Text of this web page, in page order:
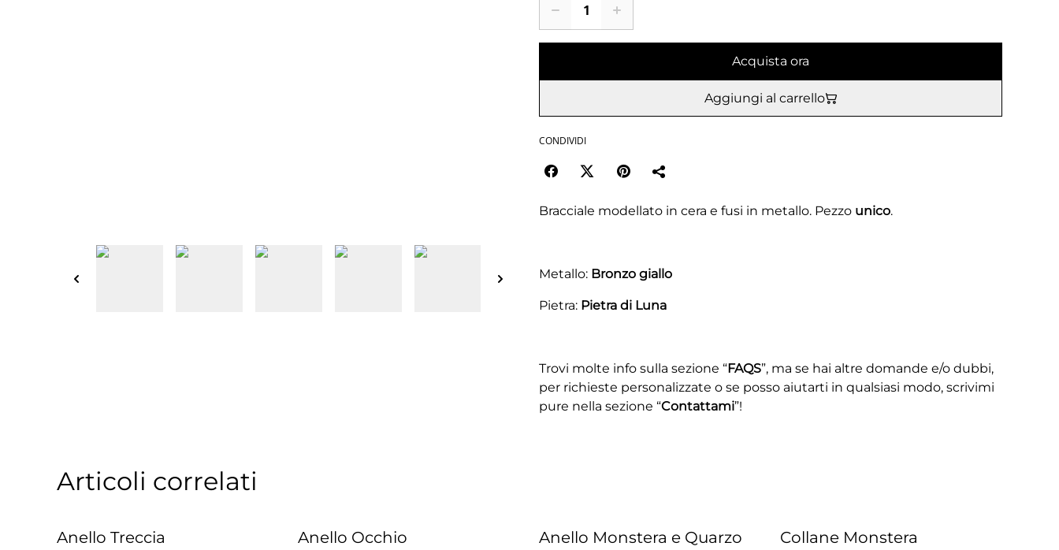
Acquista ora
Aggiungi al carrello
CONDIVIDI
Bracciale modellato in cera e fusi in metallo. Pezzo unico.
Metallo: Bronzo giallo
Pietra: Pietra di Luna
Trovi molte info sulla sezione “FAQS”, ma se hai altre domande e/o dubbi,
per richieste personalizzate o se posso aiutarti in qualsiasi modo, scrivimi
pure nella sezione “Contattami”!
Articoli correlati
Anello Treccia Anello Occhio Anello Monstera e Quarzo Collane Monstera